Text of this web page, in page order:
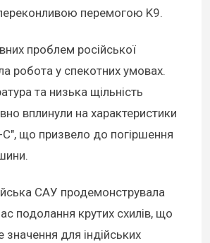
перемогою K9.
проблем російської
робота у спекотних умовах.
та низька щільність
вплинули на характеристики
що призвело до погіршення
САУ продемонструвала
подолання крутих схилів, що
для індійських